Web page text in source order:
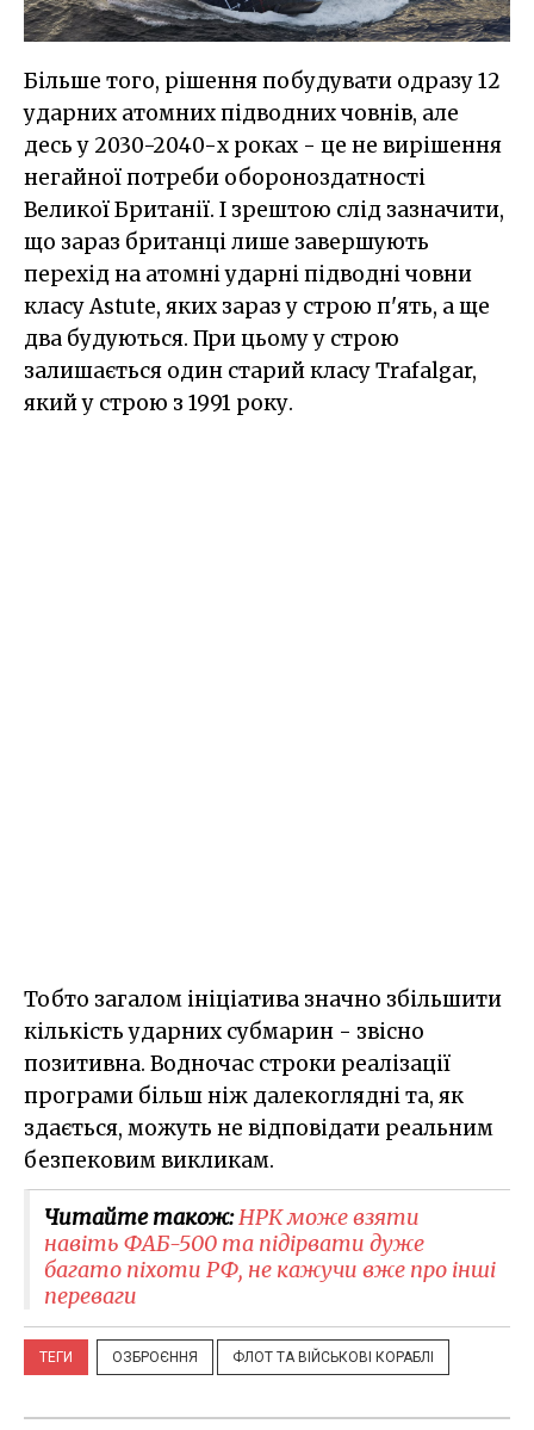
Більше того, рішення побудувати одразу 12
ударних атомних підводних човнів, але
десь у 2030-2040-х роках - це не вирішення
негайної потреби обороноздатності
Великої Британії. І зрештою слід зазначити,
що зараз британці лише завершують
перехід на атомні ударні підводні човни
класу Astute, яких зараз у строю п'ять, а ще
два будуються. При цьому у строю
залишається один старий класу Trafalgar,
який у строю з 1991 року.
Тобто загалом ініціатива значно збільшити
кількість ударних субмарин - звісно
позитивна. Водночас строки реалізації
програми більш ніж далекоглядні та, як
здається, можуть не відповідати реальним
безпековим викликам.
Читайте також:НРК може взяти
навіть ФАБ-500 та підірвати дуже
багато піхоти РФ, не кажучи вже про інші
переваги
ТЕГИ ОЗБРОЄННЯ ФЛОТ ТА ВІЙСЬКОВІ КОРАБЛІ